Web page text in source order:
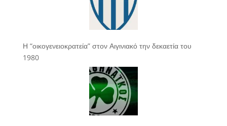
Η “οικογενειοκρατεία” στον Αιγινιακό την δεκαετία του
1980